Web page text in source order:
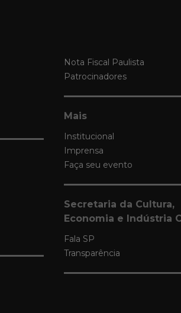
Nota Fiscal Paulista
Patrocinadores
Mais
Institucional
Imprensa
Faça seu evento
Secretaria da Cultura,
Economia e Indústria
Fala SP
Transparência